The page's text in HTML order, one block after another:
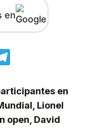
en
en
Lionel
open, David